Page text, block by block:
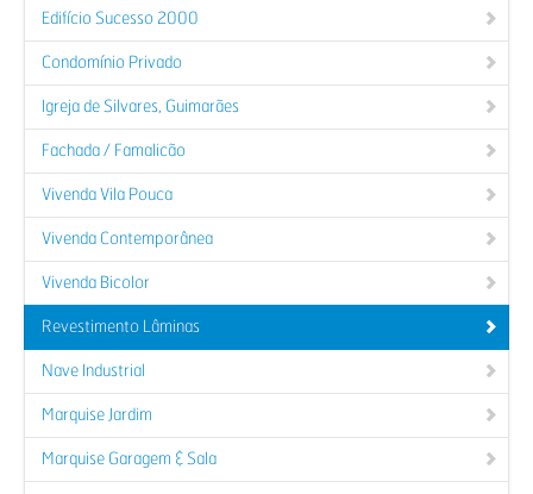
Edifício Sucesso 2000
Condomínio Privado
Igreja de Silvares, Guimarães
Fachada / Famalicão
Vivenda Vila Pouca
Vivenda Contemporânea
Vivenda Bicolor
Revestimento Lâminas
Nave Industrial
Marquise Jardim
Marquise Garagem & Sala